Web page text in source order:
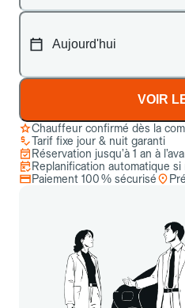
VOIR
Chauffeur confirmé dès la
Tarif fixe jour & nuit garanti
Réservation jusqu’à 1 an à
Replanification automatique
Paiement 100 % sécurisé